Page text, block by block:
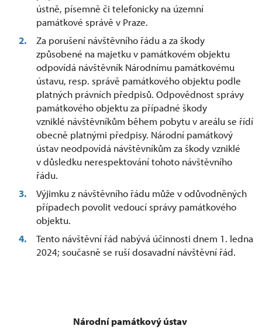
ústně, písemně či telefonicky na územní
památkové správě v Praze.
Za porušení návštěvního řádu a za škody
způsobené na majetku v památkovém objektu
odpovídá návštěvník Národnímu památkovému
ústavu, resp. správě památkového objektu podle
platných právních předpisů. Odpovědnost správy
památkového objektu za případné škody
vzniklé návštěvníkům během pobytu v areálu se řídí
obecně platnými předpisy. Národní památkový
ústav neodpovídá návštěvníkům za škody vzniklé
v důsledku nerespektování tohoto návštěvního
řádu.
Výjimku z návštěvního řádu může v odůvodněných
případech povolit vedoucí správy památkového
objektu.
Tento návštěvní řád nabývá účinnosti dnem 1. ledna
2024; současně se ruší dosavadní návštěvní řád.
Národní památkový ústav